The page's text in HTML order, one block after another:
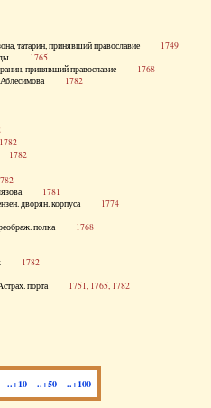
татарин, принявший православие 1749
Орды 1765
принявший православие 1768
Аблесимова 1782
1782
1782
1781
дворян. корпуса 1774
Преображ. полка 1768
1782
Астрах. порта 1751, 1765, 1782
..+10 ..+50 ..+100